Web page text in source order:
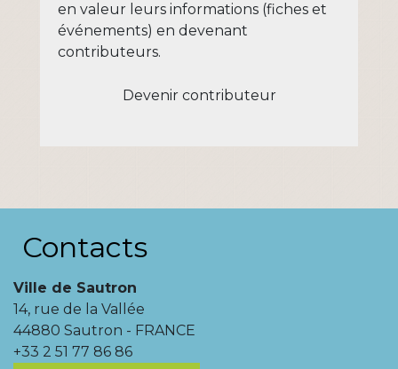
en valeur leurs informations (fiches et
événements) en devenant
contributeurs.
Devenir contributeur
Contacts
Ville de Sautron
14, rue de la Vallée
44880 Sautron - FRANCE
+33 2 51 77 86 86